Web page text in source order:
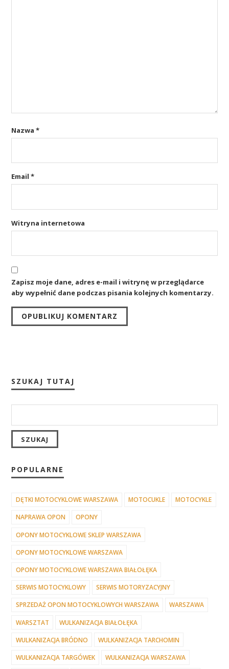
Nazwa*
Email*
Witryna internetowa
Zapisz moje dane, adres e-mail i witrynę w przeglądarce
aby wypełnić dane podczas pisania kolejnych komentarzy.
SZUKAJ TUTAJ
POPULARNE
DĘTKI MOTOCYKLOWE WARSZAWA MOTOCUKLE MOTOCYKLE
NAPRAWA OPON OPONY
OPONY MOTOCYKLOWE SKLEP WARSZAWA
OPONY MOTOCYKLOWE WARSZAWA
OPONY MOTOCYKLOWE WARSZAWA BIAŁOŁĘKA
SERWIS MOTOCYKLOWY SERWIS MOTORYZACYJNY
SPRZEDAŻ OPON MOTOCYKLOWYCH WARSZAWA WARSZAWA
WARSZTAT WULKANIZACJA BIAŁOŁĘKA
WULKANIZACJA BRÓDNO WULKANIZACJA TARCHOMIN
WULKANIZACJA TARGÓWEK WULKANIZACJA WARSZAWA